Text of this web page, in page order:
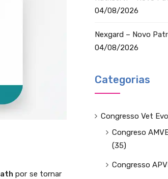
por se tornar
04/08/2026
Nexgard – Novo
04/08/2026
Categorias
Congresso Vet
Congreso
(35)
Congresso